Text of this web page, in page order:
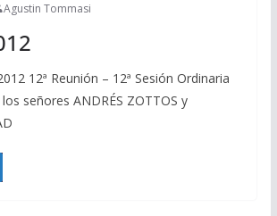
Agustin Tommasi
12ª Reunión – 12ª Sesión Ordinaria
señores ANDRÉS ZOTTOS y